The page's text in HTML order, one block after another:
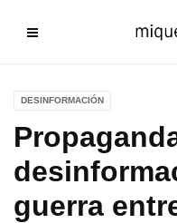
DESINFORMACIÓN
guerra